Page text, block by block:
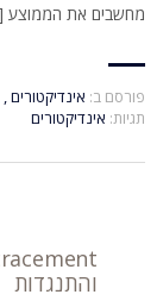
מחשבים את
פורסם ב: אינדיקטורים,
תגיות: אינדיקטורים
והתנגדות